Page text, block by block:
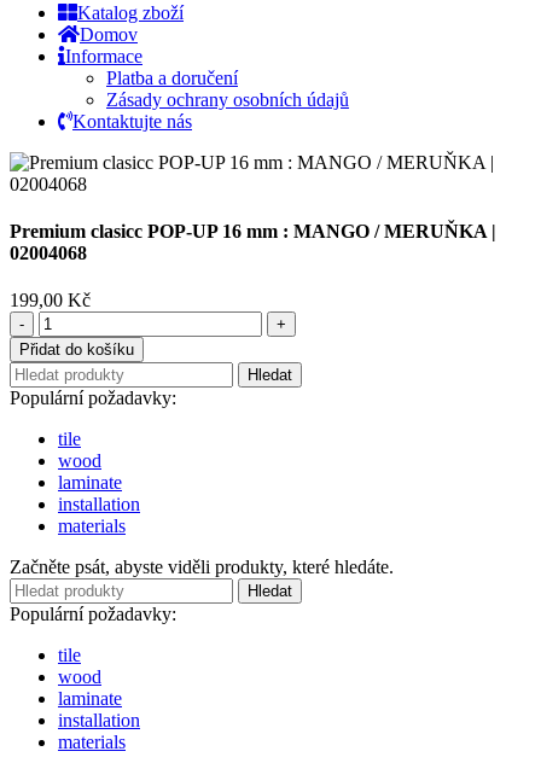
Katalog zboží
Domov
Informace
Platba a doručení
Zásady ochrany osobních údajů
Kontaktujte nás
Premium clasicc POP-UP 16 mm : MANGO / MERUŇKA |
02004068
199,00 Kč
Premium
clasicc
POP-
UP
16
mm
MANGO
MERUŇKA
02004068
množství
Přidat do košíku
Hledat
Populární požadavky:
tile
wood
laminate
installation
materials
Začněte psát, abyste viděli produkty, které hledáte.
Hledat
Populární požadavky:
tile
wood
laminate
installation
materials